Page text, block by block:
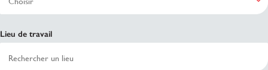
Lieu de travail